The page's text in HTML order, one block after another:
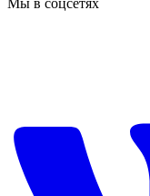
Мы в соцсетях